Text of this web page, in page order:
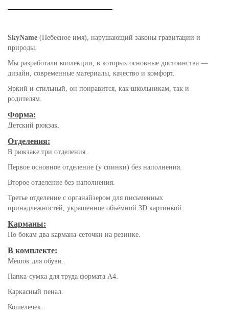
SkyName (Небесное имя), нарушающий законы гравитации и
природы.
Мы разработали коллекции, в которых основные достоинства —
дизайн, современные материалы, качество и комфорт.
Яркий и стильный, он понравится, как школьникам, так и
родителям.
Форма:
Детский рюкзак.
Отделения:
В рюкзаке три отделения.
Первое основное отделение (у спинки) без наполнения.
Второе отделение без наполнения.
Третье отделение с органайзером для письменных
принадлежностей, украшенное объёмной 3D картинкой.
Карманы:
По бокам два кармана-сеточки на резинке.
В комплекте:
Мешок для обуви.
Папка-сумка для труда формата А4.
Каркасный пенал.
Кошелечек.